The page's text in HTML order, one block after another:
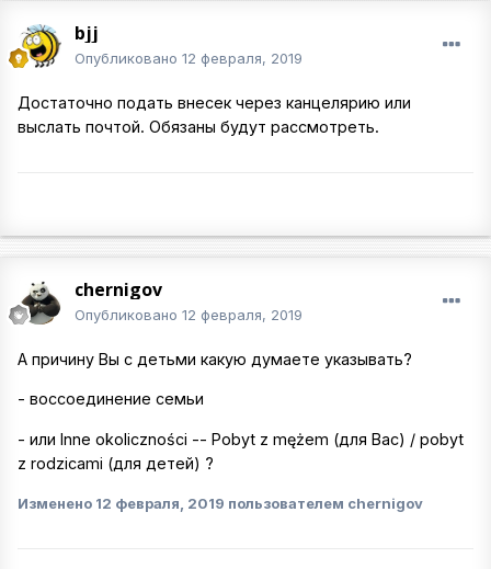
bjj
Опубликовано 12 февраля, 2019
Достаточно подать внесек через канцелярию или
выслать почтой. Обязаны будут рассмотреть.
chernigov
Опубликовано 12 февраля, 2019
А причину Вы с детьми какую думаете указывать?
- воссоединение семьи
- или Inne okoliczności -- Pobyt z mężem (для Вас) / pobyt
z rodzicami (для детей) ?
Изменено 12 февраля, 2019 пользователем chernigov